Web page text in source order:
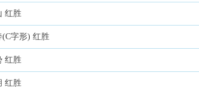
红胜
(C字形) 红胜
红胜
红胜